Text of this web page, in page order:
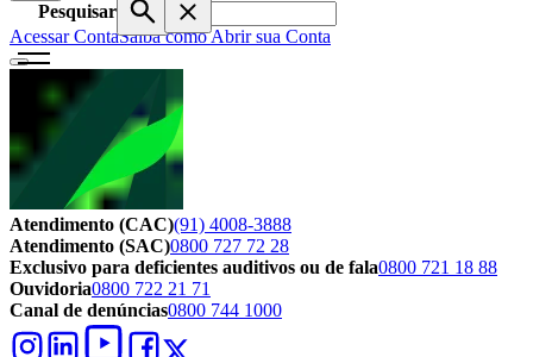
Pesquisar
Acessar ContaSaiba como Abrir sua Conta
Atendimento (CAC)(91) 4008-3888
Atendimento (SAC)0800 727 72 28
Exclusivo para deficientes auditivos ou de fala0800 721 18 88
Ouvidoria0800 722 21 71
Canal de denúncias0800 744 1000